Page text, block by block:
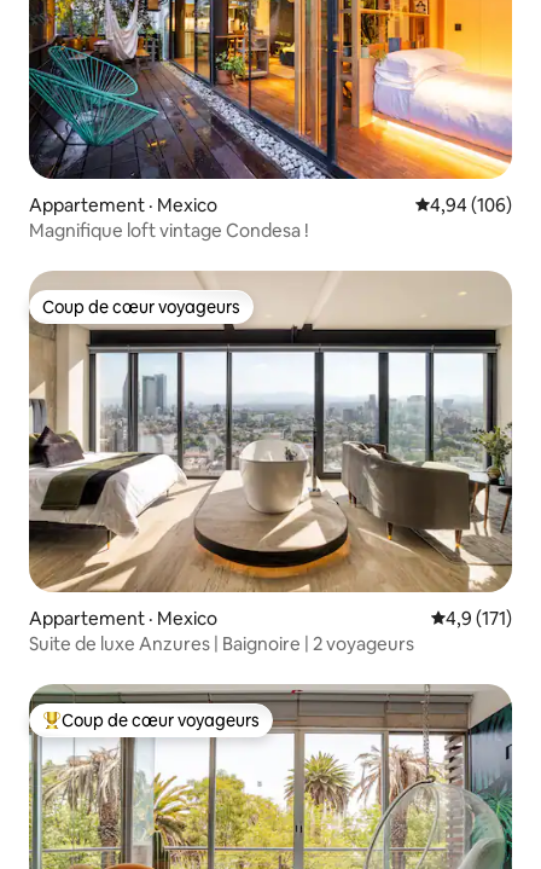
Appartement · Mexico Note
4,94 (106)
Magnifique loft vintage Condesa !
Coup de cœur voyageurs
Coup de cœur voyageurs
Appartement · Mexico Note
4,9 (171)
Suite de luxe Anzures | Baignoire | 2 voyageurs
Coup de cœur voyageurs parmi les plus aimés
Coup de cœur voyageurs